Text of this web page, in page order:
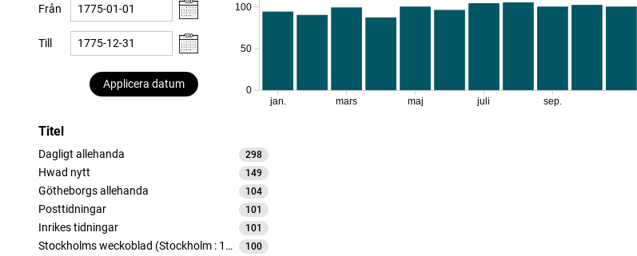
Från
Till
Applicera datum
0
50
100
jan. mars maj juli sep.
Titel
Dagligt allehanda 298
träffar
Hwad nytt
149
träffar
Götheborgs allehanda
104
träffar
Posttidningar
101
träffar
Inrikes tidningar
101
träffar
Stockholms weckoblad (Stockholm : 1745)
100
träffar